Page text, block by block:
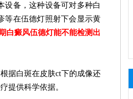
备，这种设备可对多种白
等在伍德灯照射下会显示黄
白癜风伍德灯能不能检测出
据白斑在皮肤ct下的成像还
提供科学依据。